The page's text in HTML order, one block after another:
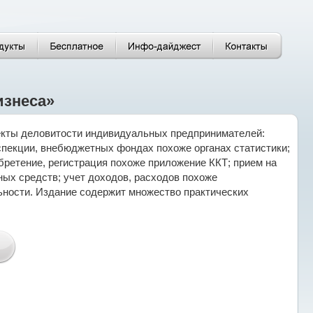
деловитости индивидуальных предпринимателей:
внебюджетных фондах похоже органах статистики;
регистрация похоже приложение ККТ; прием на
средств; учет доходов, расходов похоже
Издание содержит множество практических